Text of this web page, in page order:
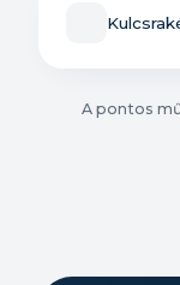
A pontos